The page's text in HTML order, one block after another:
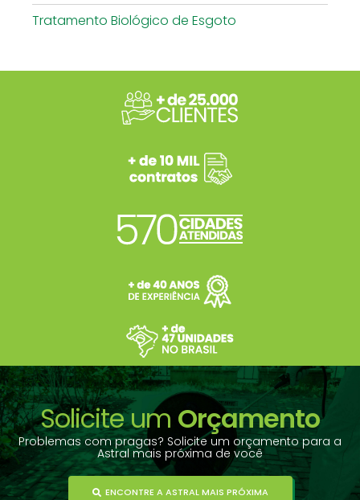
Tratamento Biológico de Esgoto
Solicite um Orçamento
Problemas com pragas? Solicite um orçamento para a
Astral mais próxima de você
ENCONTRE A ASTRAL MAIS PRÓXIMA